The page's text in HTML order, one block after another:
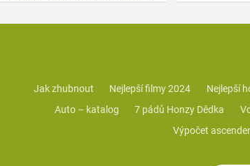
Jak zhubnout Nejlepší filmy 2024 Nejlepší
Auto – katalog
7 pádů Honzy Dědka
Výpočet